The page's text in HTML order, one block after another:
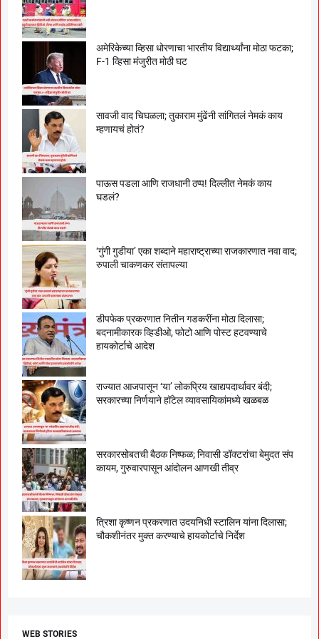
अमेरिकेच्या व्हिसा धोरणाचा भारतीय विद्यार्थ्यांना मोठा फटका;
F-1 व्हिसा मंजुरीत मोठी घट
सावजी वाद चिघळला; तुकाराम मुंढेंनी सांगितलं नेमकं काय
म्हणायचं होतं?
पाऊस पडला आणि राजधानी ठप्प! दिल्लीत नेमकं काय
घडलं?
‘गुंगी गुडीया’ एका शब्दाने महाराष्ट्राच्या राजकारणात नवा वाद;
रुपाली चाकणकर संतापल्या
डीपफेक प्रकरणात नितीन गडकरींना मोठा दिलासा;
बदनामीकारक व्हिडीओ, फोटो आणि पोस्ट हटवण्याचे
हायकोर्टाचे आदेश
राज्यात आजपासून ‘या’ लोकप्रिय खाद्यपदार्थावर बंदी;
सरकारच्या निर्णयाने हॉटेल व्यावसायिकांमध्ये खळबळ
सरकारसोबतची बैठक निष्फळ; निवासी डॉक्टरांचा बेमुदत संप
कायम, गुरुवारपासून आंदोलन आणखी तीव्र
त्रिशा कृष्णन प्रकरणात उदयनिधी स्टालिन यांना दिलासा;
चौकशीनंतर मुक्त करण्याचे हायकोर्टाचे निर्देश
WEB STORIES